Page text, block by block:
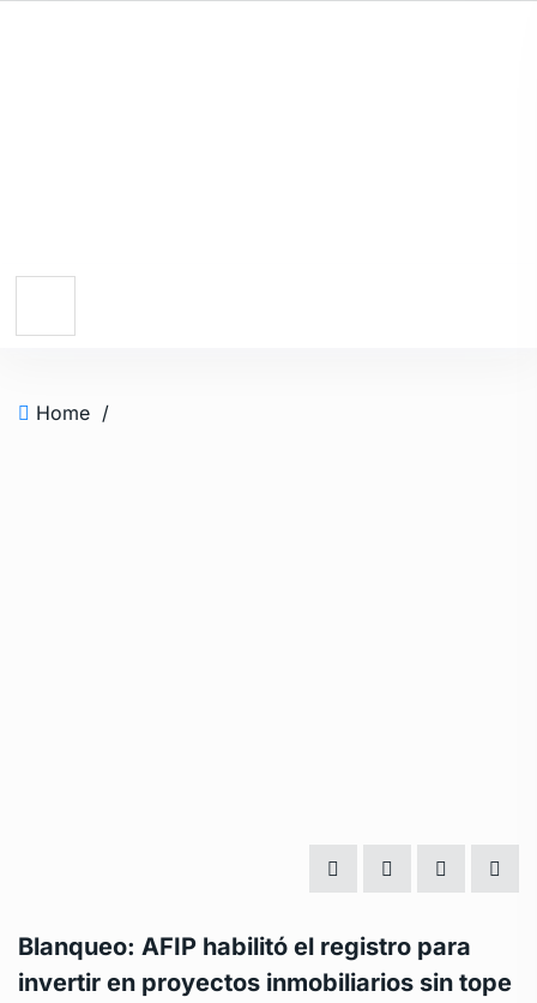
Home /
Blanqueo: AFIP habilitó el registro para
invertir en proyectos inmobiliarios sin tope